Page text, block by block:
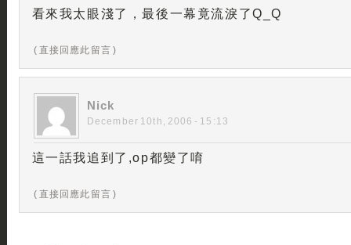
看來我太眼淺了，最後一幕竟流淚了Q_Q
( 直接回應此留言 )
Nick
December 10th, 2006 - 15:13
這一話我追到了,op都變了唷
( 直接回應此留言 )